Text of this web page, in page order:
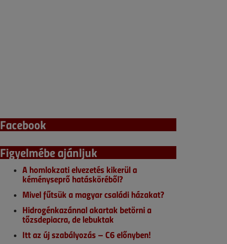
Facebook
Figyelmébe ajánljuk
A homlokzati elvezetés kikerül a
kéményseprő hatásköréből?
Mivel fűtsük a magyar családi házakat?
Hidrogénkazánnal akartak betörni a
tőzsdepiacra, de lebuktak
Itt az új szabályozás – C6 előnyben!